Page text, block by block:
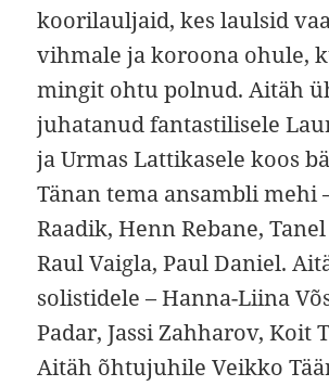
koorilauljaid, kes laulsid
vihmale ja koroona ohule,
mingit ohtu polnud. Aitäh
juhatanud fantastilisele
ja Urmas Lattikasele koos
Tänan tema ansambli mehi
Raadik, Henn Rebane,
Raul Vaigla, Paul Daniel.
solistidele – Hanna-Liina
Padar, Jassi Zahharov, Koit
Aitäh õhtujuhile Veikko